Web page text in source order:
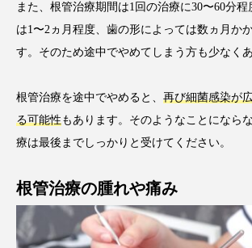
また、根管治療期間は1回の治療に30〜60分程
は1〜2ヵ月程度、歯の形によっては数ヵ月か
す。そのため途中でやめてしまう方も少なくあ
根管治療を途中でやめると、 再び細菌感染が
る可能性もあります。そのようなことになら
療は最後までしっかりと受けてください。
根管治療の腫れや痛み